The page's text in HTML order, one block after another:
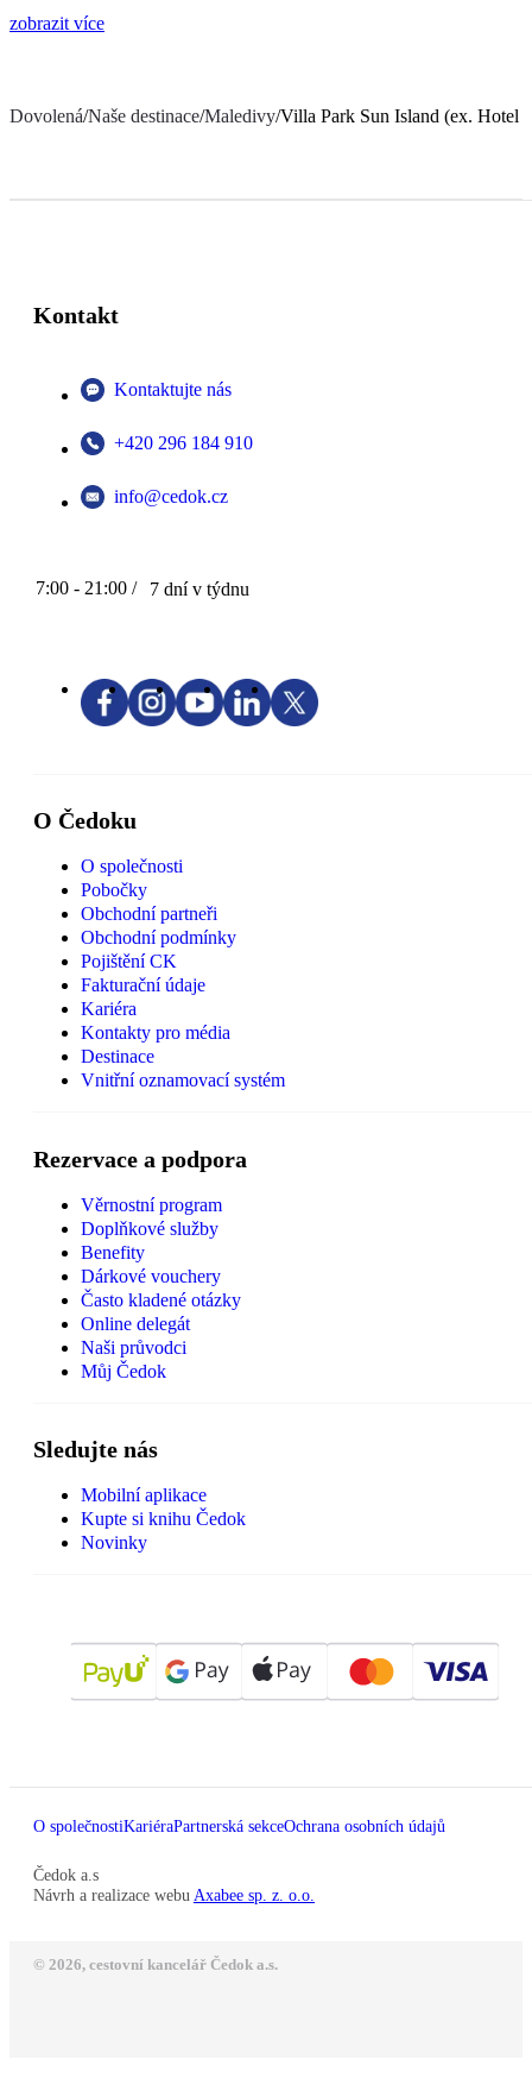
zobrazit více
Dovolená/Naše destinace/Maledivy/Villa Park Sun Island (ex. Hotel
Kontakt
Kontaktujte nás
+420 296 184 910
info@cedok.cz
7:00 - 21:00 / 7 dní v týdnu
O Čedoku
O společnosti
Pobočky
Obchodní partneři
Obchodní podmínky
Pojištění CK
Fakturační údaje
Kariéra
Kontakty pro média
Destinace
Vnitřní oznamovací systém
Rezervace a podpora
Věrnostní program
Doplňkové služby
Benefity
Dárkové vouchery
Často kladené otázky
Online delegát
Naši průvodci
Můj Čedok
Sledujte nás
Mobilní aplikace
Kupte si knihu Čedok
Novinky
O společnostiKariéraPartnerská sekceOchrana osobních údajů
Čedok a.s
Návrh a realizace webu Axabee sp. z. o.o.
© 2026, cestovní kancelář Čedok a.s.